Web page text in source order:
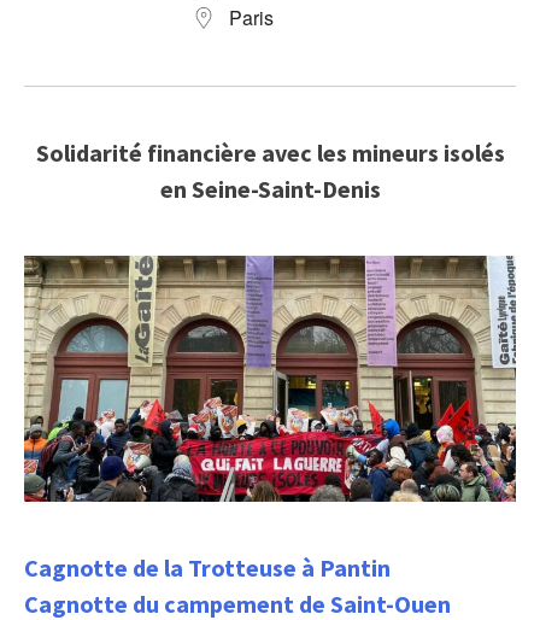
Paris
Solidarité financière avec les mineurs isolés
en Seine-Saint-Denis
Cagnotte de la Trotteuse à Pantin
Cagnotte du campement de Saint-Ouen